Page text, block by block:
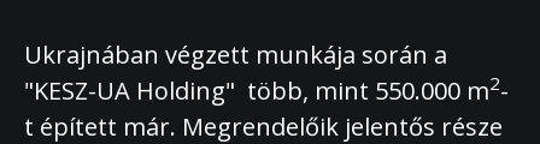
Ukrajnában végzett munkája során a
"KESZ-UA Holding" több, mint 550.000 m2-
t épített már. Megrendelőik jelentős része